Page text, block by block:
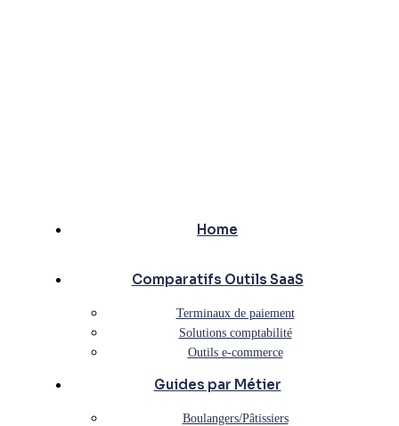
Home
Comparatifs Outils SaaS
Terminaux de paiement
Solutions comptabilité
Outils e-commerce
Guides par Métier
Boulangers/Pâtissiers